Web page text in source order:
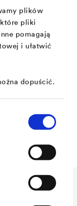
plików
pliki
pomagają
i ułatwić
dopuścić.
4 mm
ok. 13
z DIN EN ISO
z DIN